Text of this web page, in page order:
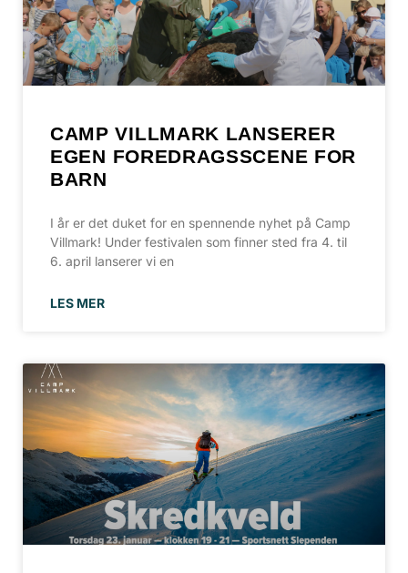
CAMP VILLMARK LANSERER
EGEN FOREDRAGSSCENE FOR
BARN
I år er det duket for en spennende nyhet på Camp
Villmark! Under festivalen som finner sted fra 4. til
6. april lanserer vi en
LES MER